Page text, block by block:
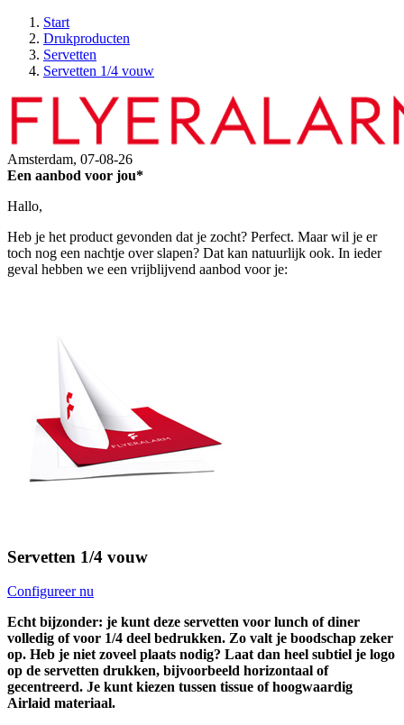
Start
Drukproducten
Servetten
Servetten 1/4 vouw
Amsterdam, 07-08-26
Een aanbod voor jou*
Hallo,
Heb je het product gevonden dat je zocht? Perfect. Maar wil je er
toch nog een nachtje over slapen? Dat kan natuurlijk ook. In ieder
geval hebben we een vrijblijvend aanbod voor je:
Servetten 1/4 vouw
Configureer nu
Echt bijzonder: je kunt deze servetten voor lunch of diner
volledig of voor 1/4 deel bedrukken. Zo valt je boodschap zeker
op. Heb je niet zoveel plaats nodig? Laat dan heel subtiel je logo
op de servetten drukken, bijvoorbeeld horizontaal of
gecentreerd. Je kunt kiezen tussen tissue of hoogwaardig
Airlaid materiaal.